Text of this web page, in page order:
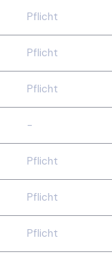
Pflicht
Pflicht
Pflicht
-
Pflicht
Pflicht
Pflicht